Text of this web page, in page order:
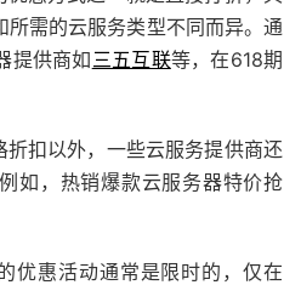
需的云服务类型不同而异。通
提供商如 三五互联等，在618期
折扣以外，一些云服务提供商还
如，热销爆款云服务器特价抢
优惠活动通常是限时的，仅在